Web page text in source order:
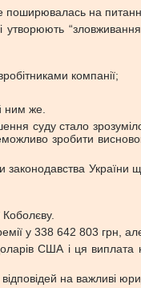
на питання
утворюють
компанії;
ним же.
суду стало
зробити
у 338 642 803 грн,
США і ця виплата
на важливі